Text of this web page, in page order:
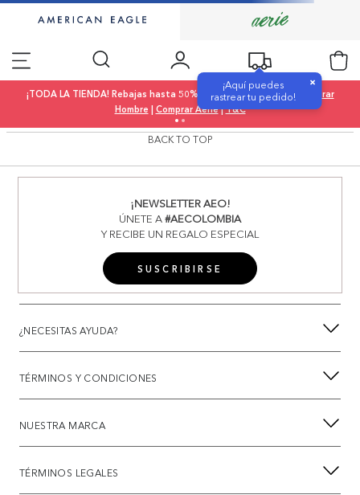
¡Aquí puedes
rastrear tu pedido!
×
¡TODA LA TIENDA! Rebajas hasta 50% OFF |Comprar Mujer|
Comprar
Hombre | Comprar Aerie|T&C
BACK TO TOP
¡NEWSLETTER AEO!
ÚNETE A#AECOLOMBIA
Y RECIBE UN REGALO ESPECIAL
SUSCRIBIRSE
¿NECESITAS AYUDA?
TÉRMINOS Y CONDICIONES
NUESTRA MARCA
TÉRMINOS LEGALES